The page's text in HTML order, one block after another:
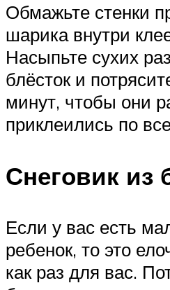
Обмажьте стенки
шарика внутри
Насыпьте сухих
блёсток и
минут, чтобы они
приклеились по
Снеговик из
Если у вас есть
ребенок, то это
как раз для вас.